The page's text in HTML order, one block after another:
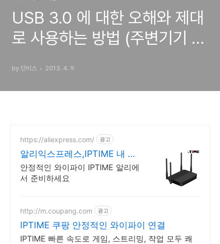
USB 3.0 에 대한 오해와 제대
로 사용하는 방법 (주변기기 구
교 분석)
by 단비스 2013. 4. 9.
https://aliexpress.com/ 광고
알리익스프레스,IPTIME 내 맘
에 쏙드는 오늘의 특가
안정적인 와이파이 IPTIME 알리에
서 준비하세요
http://m.coupang.com 광고
IPTIME 쿠팡 안정적인 와이파이 연결
IPTIME 빠른 속도로 게임, 스트리밍, 작업 모두 쾌